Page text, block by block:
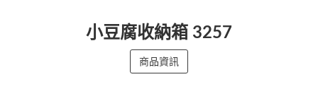
小豆腐收納箱 3257
商品資訊